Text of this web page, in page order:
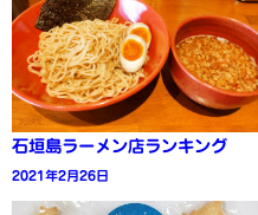
石垣島ラーメン店ランキング
2021年2月26日